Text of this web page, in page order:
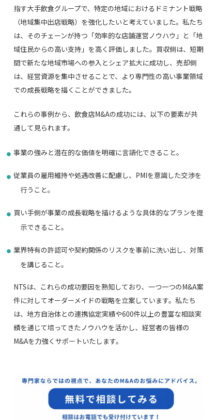
指す大手飲食グループで、特定の地域におけるドミナント戦略
（地域集中出店戦略）を強化したいと考えていました。私たち
は、そのチェーンが持つ「効率的な店舗運営ノウハウ」と「地
域住民からの高い支持」を高く評価しました。買収側は、短期
間で新たな地域市場への参入とシェア拡大に成功し、売却側
は、経営資源を集中させることで、より専門性の高い事業領域
での成長戦略を描くことができました。
これらの事例から、飲食店M&Aの成功には、以下の要素が共
通して見られます。
事業の強みと潜在的な価値を明確に言語化できること。
従業員の雇用維持や処遇改善に配慮し、PMIを意識した交渉を
行うこと。
買い手側が事業の成長戦略を描けるような具体的なプランを提
示できること。
業界特有の許認可や契約関係のリスクを事前に洗い出し、対策
を講じること。
NTSは、これらの成功要因を熟知しており、一つ一つのM&A案
件に対してオーダーメイドの戦略を立案しています。私たち
は、地方自治体との連携協定実績や600件以上の豊富な相談実
績を通じて培ってきたノウハウを活かし、経営者の皆様の
M&Aを力強くサポートいたします。